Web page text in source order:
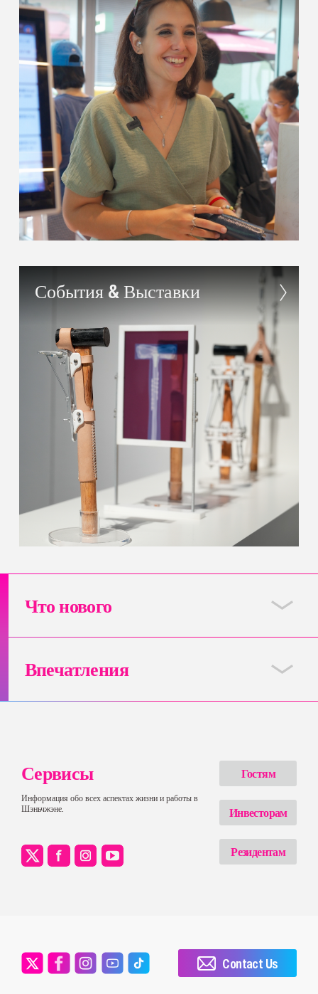
События & Выставки
Что нового
Впечатления
Сервисы
Информация обо всех аспектах жизни и работы в
Шэньчжэне.
Гостям
Инвесторам
Резидентам
Contact Us